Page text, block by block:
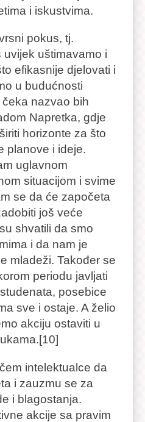
i iskustvima.
pokus, tj.
uštimavamo i
efikasnije djelovati i
u budućnosti
nazvao bih
Napretka, gdje
horizonte za što
planove i ideje.
uglavnom
situacijom i svime
se da će započeta
još veće
shvatili da smo
i da nam je
mladeži. Također se
periodu javljati
posebice
sve i ostaje. A želio
akciju ostaviti u
intelektualce da
i zauzmu se za
i blagostanja.
akcije sa pravim